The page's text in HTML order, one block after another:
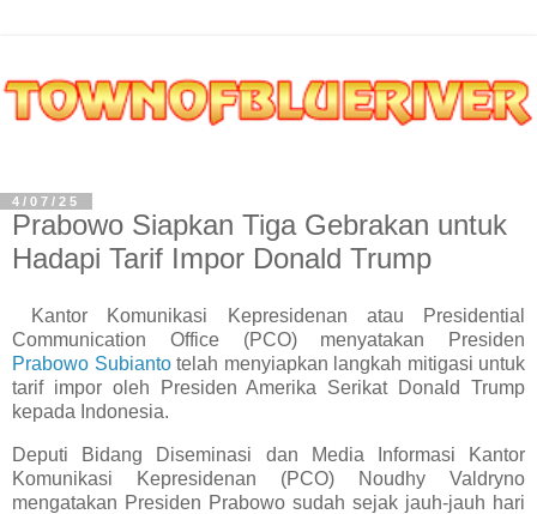
4/07/25
Prabowo Siapkan Tiga Gebrakan untuk
Hadapi Tarif Impor Donald Trump
Kantor Komunikasi Kepresidenan atau Presidential
Communication Office (PCO) menyatakan Presiden
Prabowo Subiantotelah menyiapkan langkah mitigasi untuk
tarif impor oleh Presiden Amerika Serikat Donald Trump
kepada Indonesia.
Deputi Bidang Diseminasi dan Media Informasi Kantor
Komunikasi Kepresidenan (PCO) Noudhy Valdryno
mengatakan Presiden Prabowo sudah sejak jauh-jauh hari